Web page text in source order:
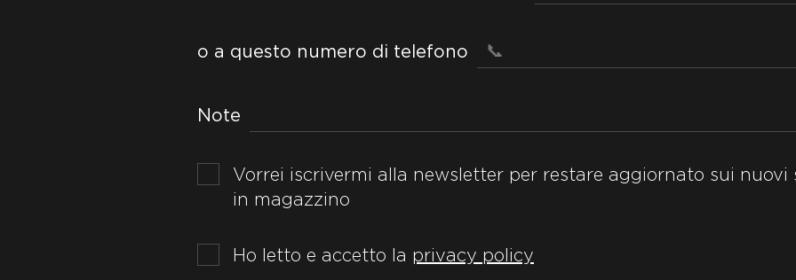
o a questo numero di telefono
Note
Vorrei iscrivermi alla newsletter per restare aggiornato sui nuovi
in magazzino
Ho letto e accetto la privacy policy